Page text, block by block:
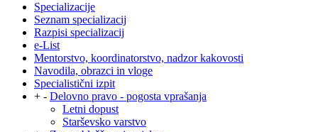
Specializacije
Seznam specializacij
Razpisi specializacij
e-List
Mentorstvo, koordinatorstvo, nadzor kakovosti
Navodila, obrazci in vloge
Specialistični izpit
+ - Delovno pravo - pogosta vprašanja
Letni dopust
Starševsko varstvo